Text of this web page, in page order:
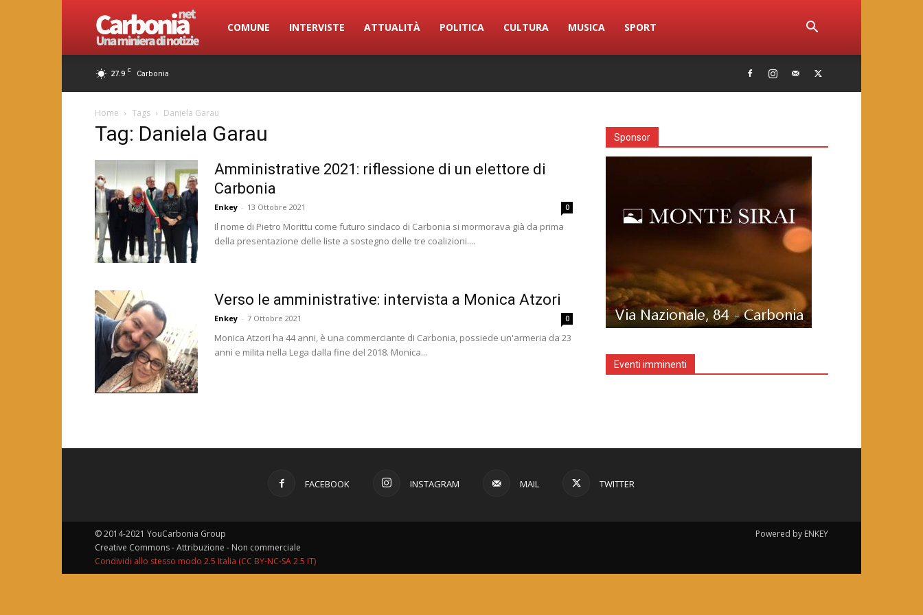
Carbonia.net
COMUNE INTERVISTE ATTUALITÀ POLITICA CULTURA MUSICA SPORT
27.9 C Carbonia
Home Tags Daniela Garau
Tag: Daniela Garau
Amministrative 2021: riflessione di un elettore di
Carbonia
Enkey - 13 Ottobre 2021 0
Il nome di Pietro Morittu come futuro sindaco di Carbonia si mormorava già da prima
della presentazione delle liste a sostegno delle tre coalizioni....
Verso le amministrative: intervista a Monica Atzori
Enkey - 7 Ottobre 2021 0
Monica Atzori ha 44 anni, è una commerciante di Carbonia, possiede un'armeria da 23
anni e milita nella Lega dalla fine del 2018. Monica...
Sponsor
Eventi imminenti
FACEBOOK INSTAGRAM MAIL TWITTER
Powered by ENKEY
© 2014-2021 YouCarbonia Group
Creative Commons - Attribuzione - Non commerciale
Condividi allo stesso modo 2.5 Italia (CC BY-NC-SA 2.5 IT)